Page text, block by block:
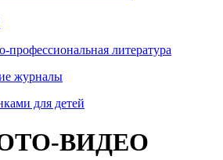
профессиональная литература
журналы
для детей
ВИДЕО